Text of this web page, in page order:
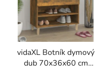
vidaXL Botník dymový
dub 70x36x60 cm